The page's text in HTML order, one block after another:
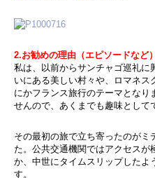
2.お勧めの理由（エピソードなど）
私は、以前からサンチャゴ巡礼に
いにある美しい村々や、ロマネス
にかフランス旅行のテーマとなり
せんので、あくまでも趣味として
その最初の旅で立ち寄ったのがミ
た。公共交通機関ではアクセスが
か、中世にタイムスリップしたよ
す。